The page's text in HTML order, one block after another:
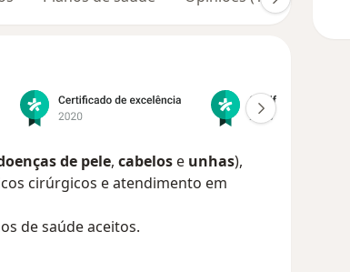
de pele, cabelos e unhas),
cirúrgicos e atendimento em
de saúde aceitos.